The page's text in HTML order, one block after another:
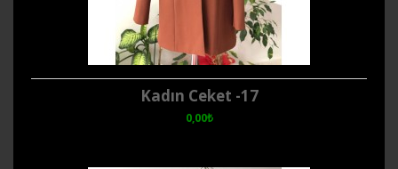
Kadın Ceket -17
0,00₺